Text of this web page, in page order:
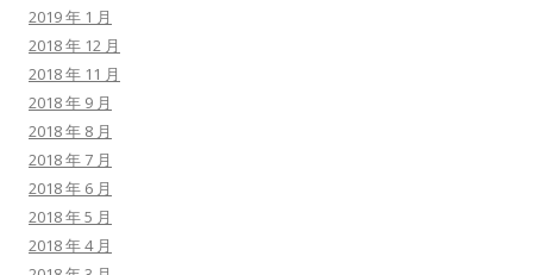
2019 年 1 月
2018 年 12 月
2018 年 11 月
2018 年 9 月
2018 年 8 月
2018 年 7 月
2018 年 6 月
2018 年 5 月
2018 年 4 月